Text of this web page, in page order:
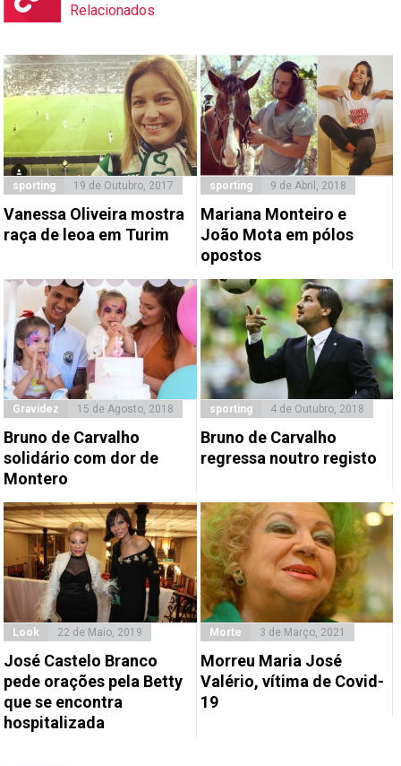
Relacionados
sporting 19 de Outubro, 2017
Vanessa Oliveira mostra
raça de leoa em Turim
sporting 9 de Abril, 2018
Mariana Monteiro e
João Mota em pólos
opostos
Gravidez 15 de Agosto, 2018
Bruno de Carvalho
solidário com dor de
Montero
sporting 4 de Outubro, 2018
Bruno de Carvalho
regressa noutro registo
Look 22 de Maio, 2019
José Castelo Branco
pede orações pela Betty
que se encontra
hospitalizada
Morte 3 de Março, 2021
Morreu Maria José
Valério, vítima de Covid-
19